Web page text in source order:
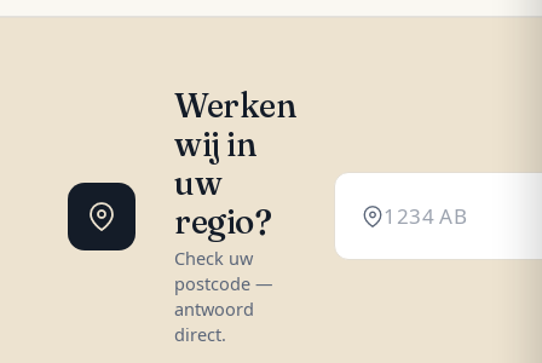
Werken
wij in
uw
regio?
Check uw
postcode —
antwoord
direct.